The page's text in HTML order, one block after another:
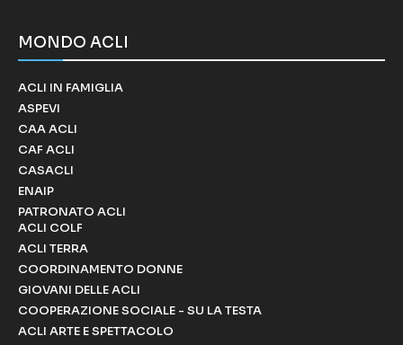
MONDO ACLI
ACLI IN FAMIGLIA
ASPEVI
CAA ACLI
CAF ACLI
CASACLI
ENAIP
PATRONATO ACLI
ACLI COLF
ACLI TERRA
COORDINAMENTO DONNE
GIOVANI DELLE ACLI
COOPERAZIONE SOCIALE - SU LA TESTA
ACLI ARTE E SPETTACOLO